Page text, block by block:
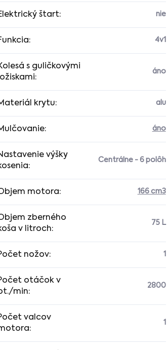
štart: nie
: 4v1
s guličkovými
ložiskami:
áno
krytu: alu
: áno
výšky
:
Centrálne - 6 polôh
motora: 166 cm3
zberného
v litroch:
75 L
nožov: 1
otáčok v
min:
2800
valcov
:
1